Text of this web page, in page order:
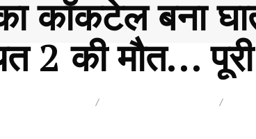
कॉकटेल बना
2 की मौत…